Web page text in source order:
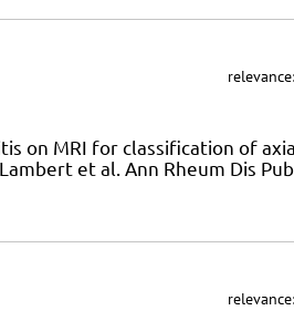
relevance:
on MRI for classification of
et al. Ann Rheum Dis
relevance: